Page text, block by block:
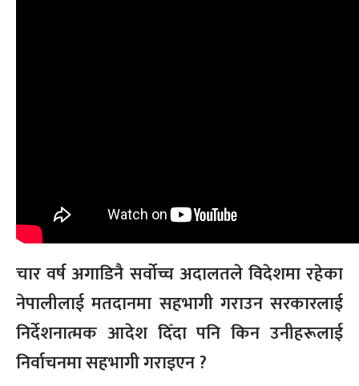
चार वर्ष अगाडिनै सर्वोच्च अदालतले विदेशमा रहेका
नेपालीलाई मतदानमा सहभागी गराउन सरकारलाई
निर्देशनात्मक आदेश दिँदा पनि किन उनीहरूलाई
निर्वाचनमा सहभागी गराइएन ?